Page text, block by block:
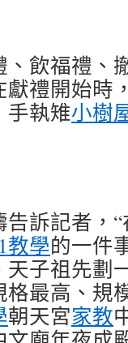
飲福禮、
禮開始時
手執雉小樹
訴記者，
教學的一件
子祖先劃
最高、規
朝天宮家教